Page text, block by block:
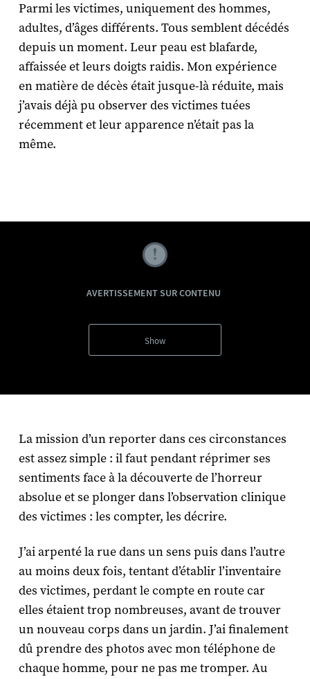
Parmi les victimes, uniquement des hommes,
adultes, d’âges différents. Tous semblent décédés
depuis un moment. Leur peau est blafarde,
affaissée et leurs doigts raidis. Mon expérience
en matière de décès était jusque-là réduite, mais
j’avais déjà pu observer des victimes tuées
récemment et leur apparence n’était pas la
même.
AVERTISSEMENT SUR CONTENU
Show
La mission d’un reporter dans ces circonstances
est assez simple : il faut pendant réprimer ses
sentiments face à la découverte de l’horreur
absolue et se plonger dans l’observation clinique
des victimes : les compter, les décrire.
J’ai arpenté la rue dans un sens puis dans l’autre
au moins deux fois, tentant d’établir l’inventaire
des victimes, perdant le compte en route car
elles étaient trop nombreuses, avant de trouver
un nouveau corps dans un jardin. J’ai finalement
dû prendre des photos avec mon téléphone de
chaque homme, pour ne pas me tromper. Au